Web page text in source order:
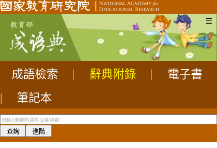
☰
成語檢索 辭典附錄
電子書
|
筆記本